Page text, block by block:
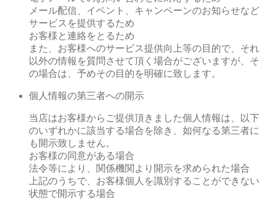
メール配信、イベント、キャンペーンのお知らせなど
サービスを提供するため
お客様と連絡をとるため
また、お客様へのサービス提供向上等の目的で、それ
以外の情報を質問させて頂く場合がございますが、そ
の場合は、予めその目的を明確に致します。
個人情報の第三者への開示
当店はお客様からご提供頂きました個人情報は、以下
のいずれかに該当する場合を除き、如何なる第三者に
も開示致しません。
お客様の同意がある場合
法令等により、関係機関より開示を求められた場合
上記のうちで、お客様個人を識別することができない
状態で開示する場合